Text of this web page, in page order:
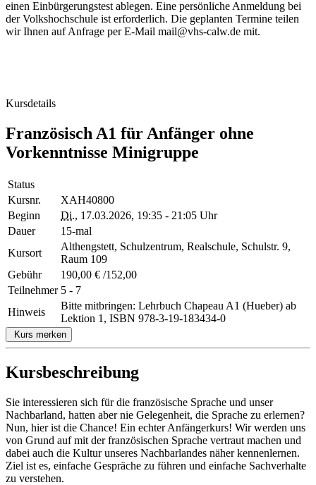
einen Einbürgerungstest ablegen. Eine persönliche Anmeldung bei
der Volkshochschule ist erforderlich. Die geplanten Termine teilen
wir Ihnen auf Anfrage per E-Mail mail@vhs-calw.de mit.
Kursdetails
Französisch A1 für Anfänger ohne
Vorkenntnisse Minigruppe
Status
Kursnr.
XAH40800
Beginn
Di., 17.03.2026, 19:35 - 21:05 Uhr
Dauer
15-mal
Kursort
Althengstett, Schulzentrum, Realschule, Schulstr. 9,
Raum 109
Gebühr
190,00 € /152,00
Teilnehmer 5 - 7
Hinweis
Bitte mitbringen: Lehrbuch Chapeau A1 (Hueber) ab
Lektion 1, ISBN 978-3-19-183434-0
Kurs merken
Kursbeschreibung
Sie interessieren sich für die französische Sprache und unser
Nachbarland, hatten aber nie Gelegenheit, die Sprache zu erlernen?
Nun, hier ist die Chance! Ein echter Anfängerkurs! Wir werden uns
von Grund auf mit der französischen Sprache vertraut machen und
dabei auch die Kultur unseres Nachbarlandes näher kennenlernen.
Ziel ist es, einfache Gespräche zu führen und einfache Sachverhalte
zu verstehen.